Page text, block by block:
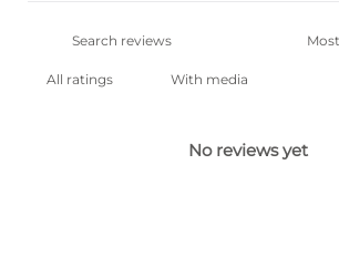
With media
No reviews yet